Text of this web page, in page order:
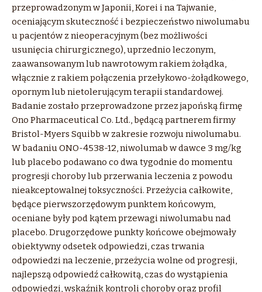
przeprowadzonym w Japonii, Korei i na Tajwanie,
oceniającym skuteczność i bezpieczeństwo niwolumabu
u pacjentów z nieoperacyjnym (bez możliwości
usunięcia chirurgicznego), uprzednio leczonym,
zaawansowanym lub nawrotowym rakiem żołądka,
włącznie z rakiem połączenia przełykowo-żołądkowego,
opornym lub nietolerującym terapii standardowej.
Badanie zostało przeprowadzone przez japońską firmę
Ono Pharmaceutical Co. Ltd., będącą partnerem firmy
Bristol-Myers Squibb w zakresie rozwoju niwolumabu.
W badaniu ONO-4538-12, niwolumab w dawce 3 mg/kg
lub placebo podawano co dwa tygodnie do momentu
progresji choroby lub przerwania leczenia z powodu
nieakceptowalnej toksyczności. Przeżycia całkowite,
będące pierwszorzędowym punktem końcowym,
oceniane były pod kątem przewagi niwolumabu nad
placebo. Drugorzędowe punkty końcowe obejmowały
obiektywny odsetek odpowiedzi, czas trwania
odpowiedzi na leczenie, przeżycia wolne od progresji,
najlepszą odpowiedź całkowitą, czas do wystąpienia
odpowiedzi, wskaźnik kontroli choroby oraz profil